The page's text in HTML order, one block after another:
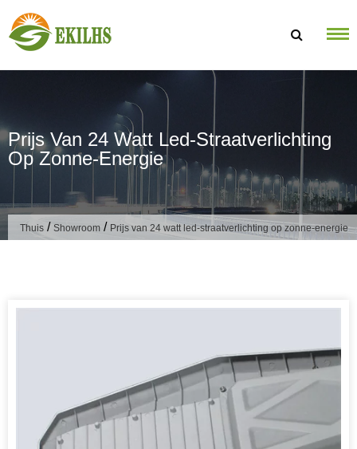
Prijs Van 24 Watt Led-Straatverlichting
Op Zonne-Energie
Thuis / Showroom / Prijs van 24 watt led-straatverlichting op zonne-energie